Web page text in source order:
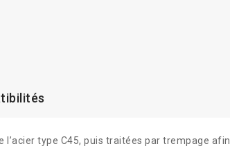
l’acier type C45, puis traitées par trempage afin